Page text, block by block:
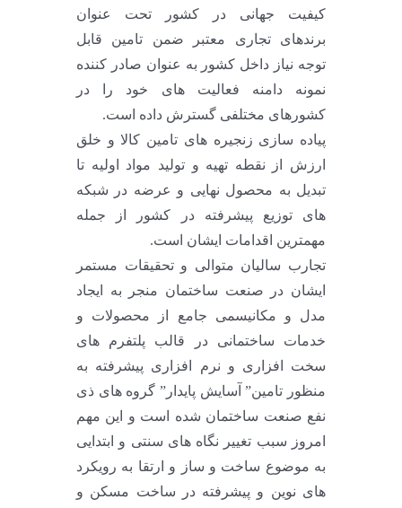
کیفیت جهانی در کشور تحت عنوان
برندهای تجاری معتبر ضمن تامین قابل
توجه نیاز داخل کشور به عنوان صادر کننده
نمونه دامنه فعالیت های خود را در
کشورهای مختلفی گسترش داده است.
پیاده سازی زنجیره های تامین کالا و خلق
ارزش از نقطه تهیه و تولید مواد اولیه تا
تبدیل به محصول نهایی و عرضه در شبکه
های توزیع پیشرفته در کشور از جمله
مهمترین اقدامات ایشان است.
تجارب سالیان متوالی و تحقیقات مستمر
ایشان در صنعت ساختمان منجر به ایجاد
مدل و مکانیسمی جامع از محصولات و
خدمات ساختمانی در قالب پلتفرم های
سخت افزاری و نرم افزاری پیشرفته به
منظور تامین” آسایش پایدار” گروه های ذی
نفع صنعت ساختمان شده است و این مهم
امروز سبب تغییر نگاه های سنتی و ابتدایی
به موضوع ساخت و ساز و ارتقا به رویکرد
های نوین و پیشرفته در ساخت مسکن و